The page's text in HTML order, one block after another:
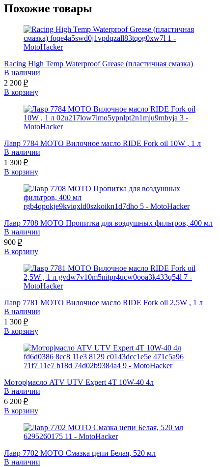
Похожие товары
Racing High Temp Waterproof Grease (пластичная смазка)
В наличии
2 200 ₽
В корзину
Лавр 7784 МОТО Вилочное масло RIDE Fork oil 10W , 1 л
В наличии
1 300 ₽
В корзину
Лавр 7708 МОТО Пропитка для воздушных фильтров, 400 мл
В наличии
900 ₽
В корзину
Лавр 7781 МОТО Вилочное масло RIDE Fork oil 2,5W , 1 л
В наличии
1 300 ₽
В корзину
Мотор|масло ATV UTV Expert 4Т 10W-40 4л
В наличии
6 200 ₽
В корзину
Лавр 7702 МОТО Смазка цепи Белая, 520 мл
В наличии